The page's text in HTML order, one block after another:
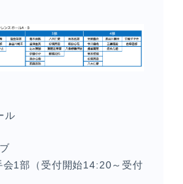
ル
1部（受付開始14:20～受付